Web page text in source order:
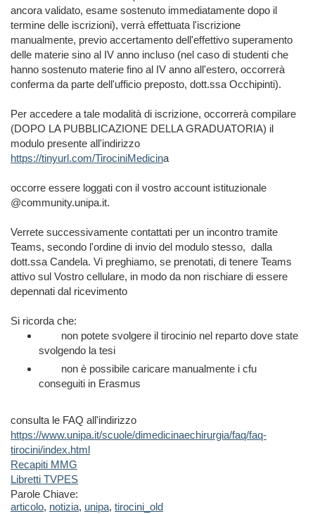
ancora validato, esame sostenuto immediatamente dopo il
termine delle iscrizioni), verrà effettuata l'iscrizione
manualmente, previo accertamento dell'effettivo superamento
delle materie sino al IV anno incluso (nel caso di studenti che
hanno sostenuto materie fino al IV anno all'estero, occorrerà
conferma da parte dell'ufficio preposto, dott.ssa Occhipinti).
Per accedere a tale modalità di iscrizione, occorrerà compilare
(DOPO LA PUBBLICAZIONE DELLA GRADUATORIA) il
modulo presente all'indirizzo
https://tinyurl.com/TirociniMedicina
occorre essere loggati con il vostro account istituzionale
@community.unipa.it.
Verrete successivamente contattati per un incontro tramite
Teams, secondo l'ordine di invio del modulo stesso, dalla
dott.ssa Candela. Vi preghiamo, se prenotati, di tenere Teams
attivo sul Vostro cellulare, in modo da non rischiare di essere
depennati dal ricevimento
Si ricorda che:
non potete svolgere il tirocinio nel reparto dove state
svolgendo la tesi
non è possibile caricare manualmente i cfu
conseguiti in Erasmus
consulta le FAQ all'indirizzo
https://www.unipa.it/scuole/dimedicinaechirurgia/faq/faq-
tirocini/index.html
Recapiti MMG
Libretti TVPES
Parole Chiave:
articolo, notizia, unipa, tirocini_old